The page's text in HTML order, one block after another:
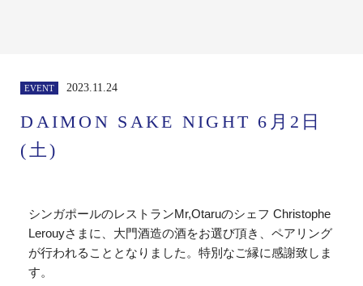
EVENT 2023.11.24
DAIMON SAKE NIGHT 6月2日
(土)
シンガポールのレストランMr,Otaruのシェフ Christophe
Lerouyさまに、大門酒造の酒をお選び頂き、ペアリング
が行われることとなりました。特別なご縁に感謝致しま
す。